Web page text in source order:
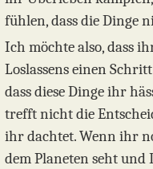
fühlen, dass die Dinge
Ich möchte also, dass
Loslassens einen
dass diese Dinge ihr
trefft nicht die
ihr dachtet. Wenn ihr
dem Planeten seht